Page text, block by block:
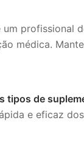
profissional
médica.
tipos de
e eficaz